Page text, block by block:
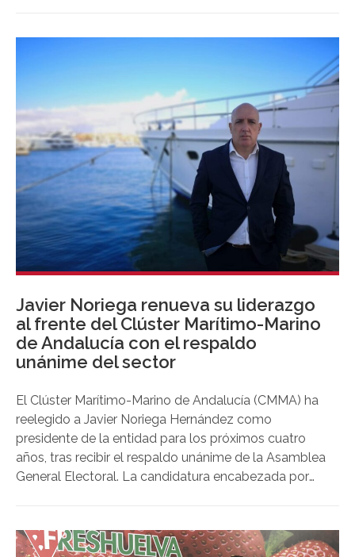
Javier Noriega renueva su liderazgo
al frente del Clúster Marítimo-Marino
de Andalucía con el respaldo
unánime del sector
El Clúster Marítimo-Marino de Andalucía (CMMA) ha
reelegido a Javier Noriega Hernández como
presidente de la entidad para los próximos cuatro
años, tras recibir el respaldo unánime de la Asamblea
General Electoral. La candidatura encabezada por
reflejando el amplio consenso existente en torno al
proyecto que liderará el futuro de la Economía Azul